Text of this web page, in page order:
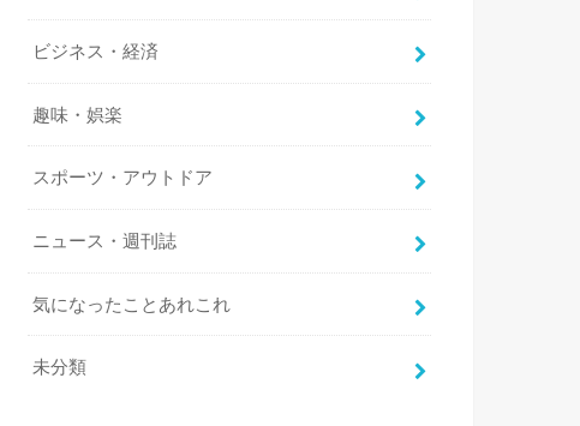
ビジネス・経済
趣味・娯楽
スポーツ・アウトドア
ニュース・週刊誌
気になったことあれこれ
未分類